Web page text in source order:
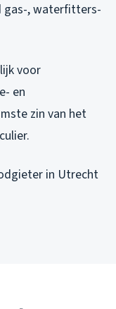
gas-, waterfitters-
voor
en
zin van het
in Utrecht